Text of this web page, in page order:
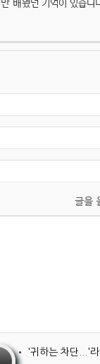
배웠던 기억이 있습
글을
• '귀하는 차단...'